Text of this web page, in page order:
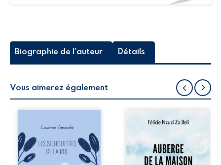
Biographie de l'auteur Détails
Vous aimerez également
la rue donne la
parole à six
personnages
ordinaires,
traversés par des
Auberge de la
récit-témoignage
consacré au
parcours